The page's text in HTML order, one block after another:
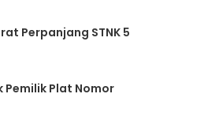
Perpanjang STNK 5
Pemilik Plat Nomor